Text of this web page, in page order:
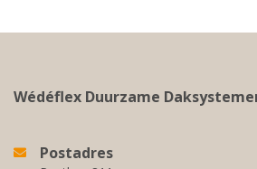
Wédéflex Duurzame
Postadres